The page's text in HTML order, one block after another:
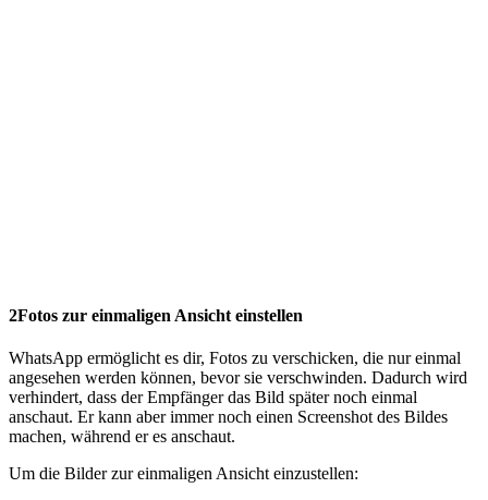
2Fotos zur einmaligen Ansicht einstellen
WhatsApp ermöglicht es dir, Fotos zu verschicken, die nur einmal
angesehen werden können, bevor sie verschwinden. Dadurch wird
verhindert, dass der Empfänger das Bild später noch einmal
anschaut. Er kann aber immer noch einen Screenshot des Bildes
machen, während er es anschaut.
Um die Bilder zur einmaligen Ansicht einzustellen: